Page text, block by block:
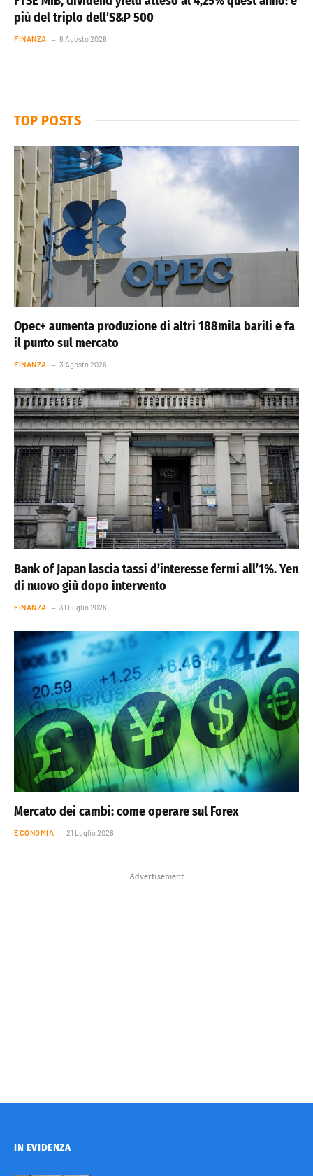
più del triplo dell’S&P 500
FINANZA 6 Agosto 2026
TOP POSTS
Opec+ aumenta produzione di altri 188mila barili e fa
il punto sul mercato
FINANZA 3 Agosto 2026
Bank of Japan lascia tassi d’interesse fermi all’1%. Yen
di nuovo giù dopo intervento
FINANZA 31 Luglio 2026
Mercato dei cambi: come operare sul Forex
ECONOMIA 21 Luglio 2026
Advertisement
IN EVIDENZA